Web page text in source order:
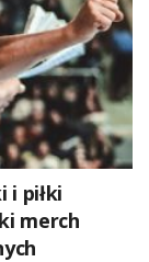
i piłki
merch